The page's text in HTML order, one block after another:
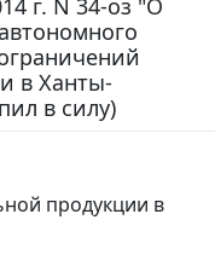
в Ханты-
в силу)
продукции в